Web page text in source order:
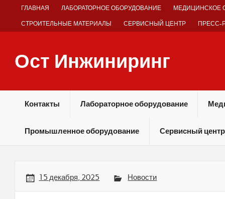
ГЛАВНАЯ ЛАБОРАТОРНОЕ ОБОРУДОВАНИЕ МЕДИЦИНСКОЕ
СТРОИТЕЛЬНЫЕ МАТЕРИАЛЫ СЕРВИСНЫЙ ЦЕНТР ПРЕСС-
Ост Инжиниринг
Контакты Лабораторное оборудование
Промышленное оборудование Сервисный центр
15 декабря, 2025 Новости